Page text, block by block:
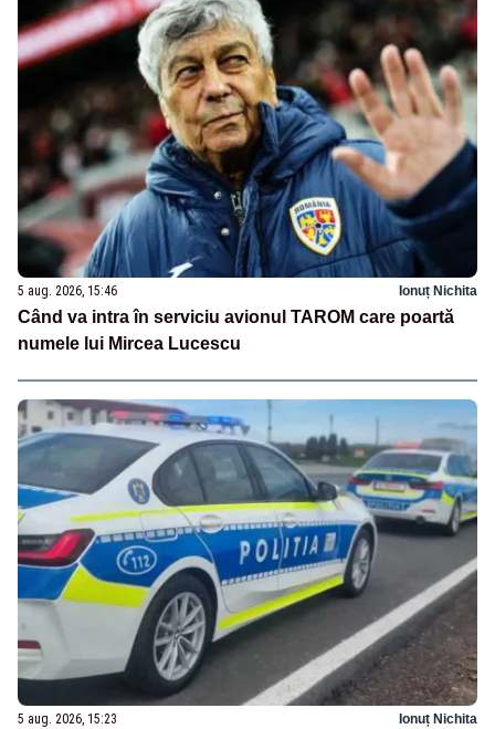
5 aug. 2026, 15:46 Ionuț Nichita
Când va intra în serviciu avionul TAROM care poartă
numele lui Mircea Lucescu
5 aug. 2026, 15:23 Ionuț Nichita